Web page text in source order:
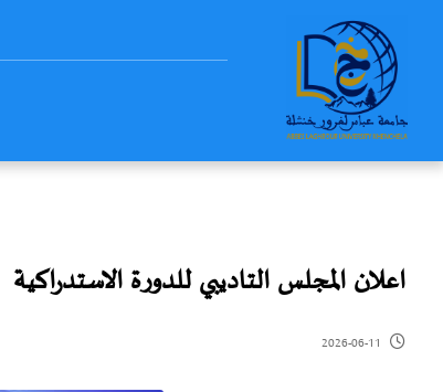
اعلان المجلس التاديبي للدورة الاستدراكية
2026-06-11